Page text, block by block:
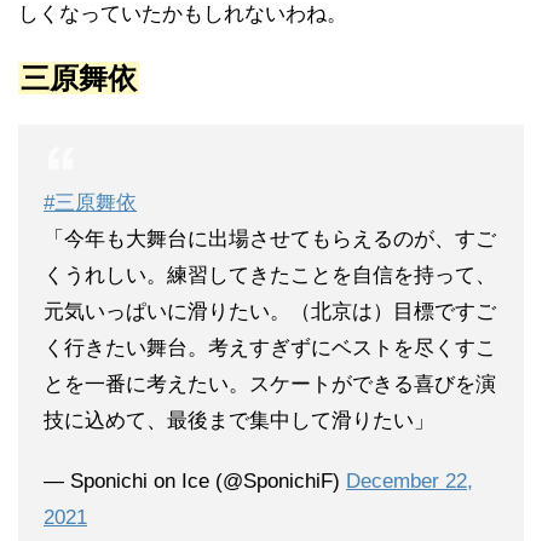
しくなっていたかもしれないわね。
三原舞依
#三原舞依
「今年も大舞台に出場させてもらえるのが、すご
くうれしい。練習してきたことを自信を持って、
元気いっぱいに滑りたい。（北京は）目標ですご
く行きたい舞台。考えすぎずにベストを尽くすこ
とを一番に考えたい。スケートができる喜びを演
技に込めて、最後まで集中して滑りたい」
— Sponichi on Ice (@SponichiF) December 22,
2021